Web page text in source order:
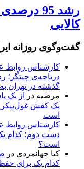
رشد 95
کالایی
گفت‌وگوی روزانه
کارشناس روابط
دریاچه‌ی
گذشته در تهران
مرضیه در
از یک
یک کفش غول‌پیکر
است
کارشناس روابط
دست دوم؛ کدام
است؟
کیا جهانمردی در
کدام یک برای